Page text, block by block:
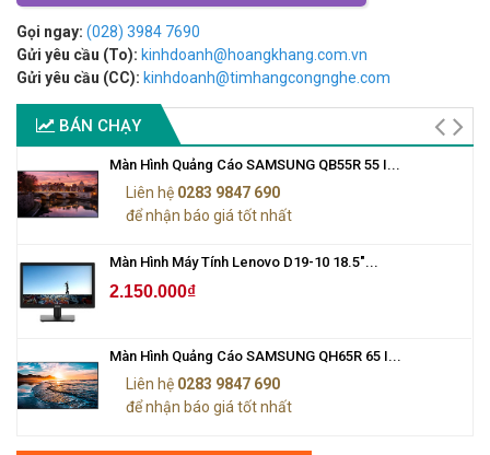
Gọi ngay: (028) 3984 7690
Gửi yêu cầu (To): kinhdoanh@hoangkhang.com.vn
Gửi yêu cầu (CC): kinhdoanh@timhangcongnghe.com
BÁN CHẠY
Màn Hình Quảng Cáo SAMSUNG QB55R 55 I...
Liên hệ 0283 9847 690
để nhận báo giá tốt nhất
Màn Hình Máy Tính Lenovo D19-10 18.5"...
2.150.000₫
Màn Hình Quảng Cáo SAMSUNG QH65R 65 I...
Liên hệ 0283 9847 690
để nhận báo giá tốt nhất